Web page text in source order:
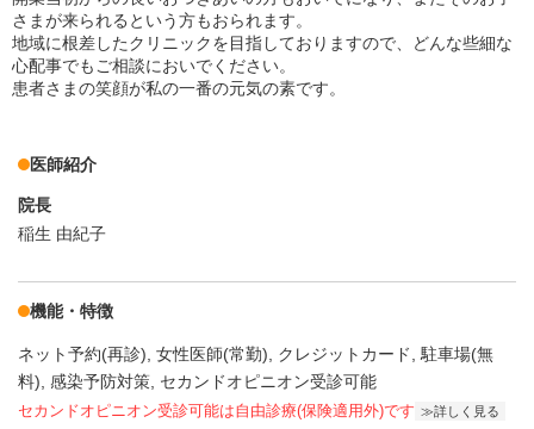
さまが来られるという方もおられます。
地域に根差したクリニックを目指しておりますので、どんな些細な
心配事でもご相談においでください。
患者さまの笑顔が私の一番の元気の素です。
医師紹介
院長
稲生 由紀子
機能・特徴
ネット予約(再診) 女性医師(常勤) クレジットカード
駐車場(無
料) 感染予防対策 セカンドオピニオン受診可能
セカンドオピニオン受診可能は自由診療(保険適用外)です 詳しく見る